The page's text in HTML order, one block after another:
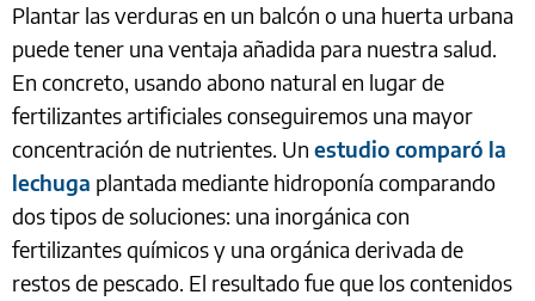
Plantar las verduras en un balcón o una huerta urbana
puede tener una ventaja añadida para nuestra salud.
En concreto, usando abono natural en lugar de
fertilizantes artificiales conseguiremos una mayor
concentración de nutrientes. Un estudio comparó la
lechuga plantada mediante hidroponía comparando
dos tipos de soluciones: una inorgánica con
fertilizantes químicos y una orgánica derivada de
restos de pescado. El resultado fue que los contenidos